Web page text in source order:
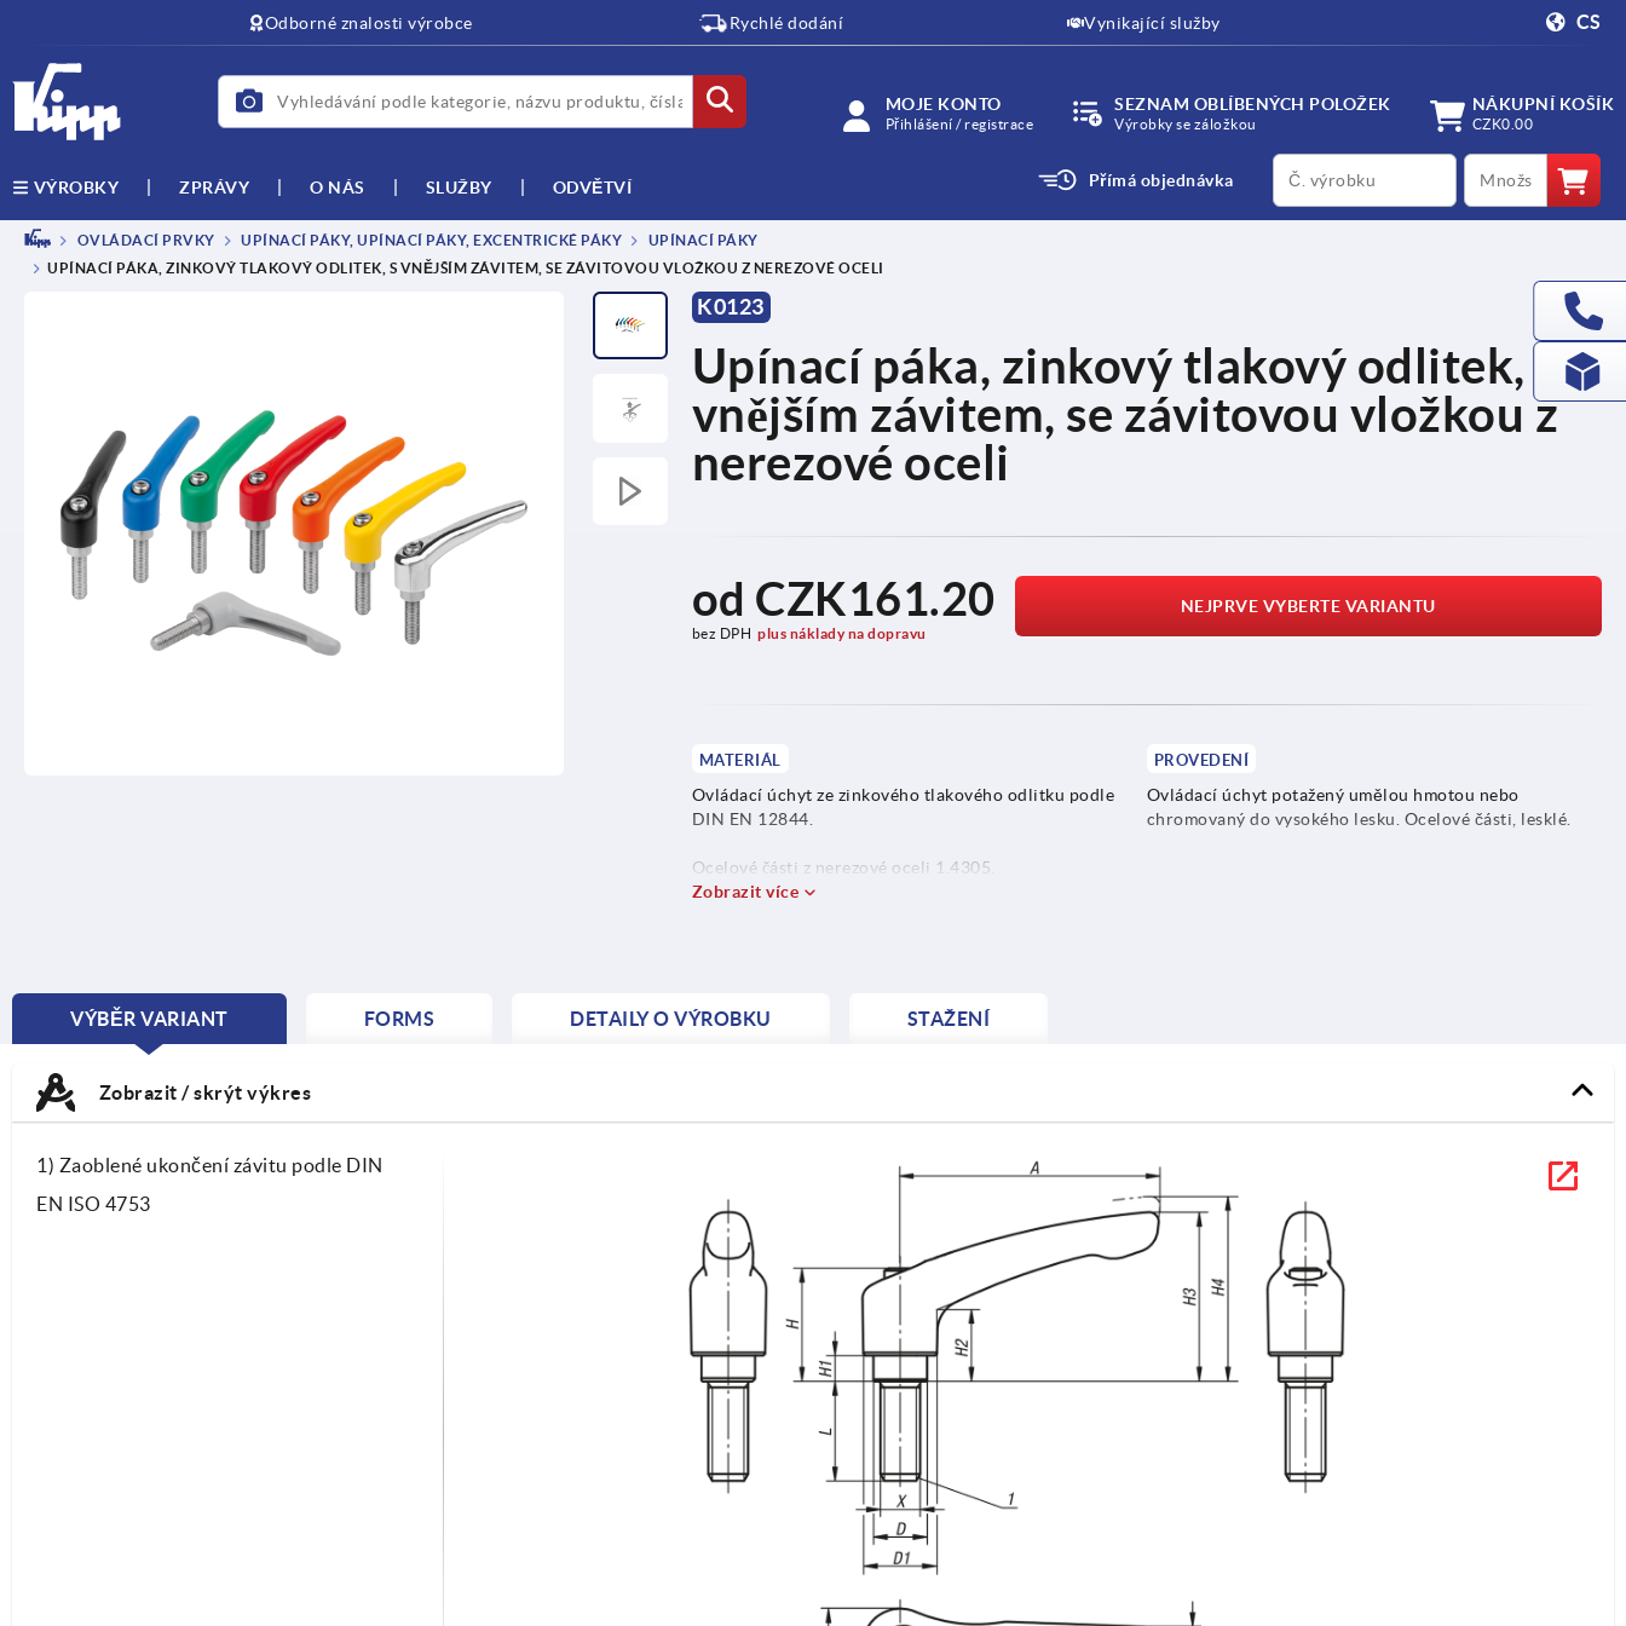
Odborné znalosti výrobce Rychlé dodání Vynikající služby CS
MOJE KONTO
Přihlášení / registrace
SEZNAM OBLÍBENÝCH POLOŽEK
Výrobky se záložkou
NÁKUPNÍ KOŠÍK
CZK0.00
VÝROBKY ZPRÁVY O NÁS SLUŽBY ODVĚTVÍ Přímá objednávka
productCode qty
OVLÁDACÍ PRVKY UPÍNACÍ PÁKY, UPÍNACÍ PÁKY, EXCENTRICKÉ PÁKY
UPÍNACÍ PÁKY
UPÍNACÍ PÁKA, ZINKOVÝ TLAKOVÝ ODLITEK, S VNĚJŠÍM ZÁVITEM, SE ZÁVITOVOU VLOŽKOU Z NEREZOVÉ OCELI
K0123
Upínací páka, zinkový tlakový odlitek, s
vnějším závitem, se závitovou vložkou z
nerezové oceli
od CZK161.20
bez DPH plus náklady na dopravu
NEJPRVE VYBERTE VARIANTU
MATERIÁL
Ovládací úchyt ze zinkového tlakového odlitku podle
DIN EN 12844.
Ocelové části z nerezové oceli 1.4305.
PROVEDENÍ
Ovládací úchyt potažený umělou hmotou nebo
chromovaný do vysokého lesku. Ocelové části, lesklé.
Zobrazit více
VÝBĚR VARIANT
CURRENT
FORMS DETAILY O VÝROBKU STAŽENÍ
Zobrazit / skrýt výkres
1) Zaoblené ukončení závitu podle DIN
EN ISO 4753